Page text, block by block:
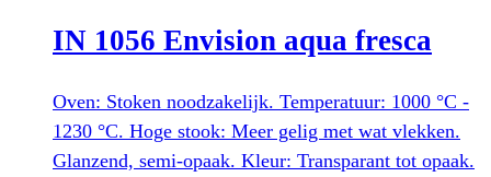
IN 1056 Envision aqua fresca
Oven: Stoken noodzakelijk. Temperatuur: 1000 °C -
1230 °C. Hoge stook: Meer gelig met wat vlekken.
Glanzend, semi-opaak. Kleur: Transparant tot opaak.